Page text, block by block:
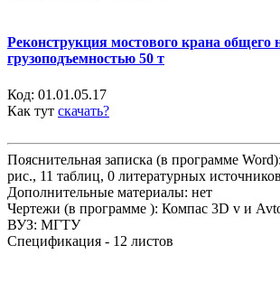
Реконструкция мостового крана общего
грузоподъемностью 50 т
Код: 01.01.05.17
Как тут скачать?
Пояснительная записка (в программе
рис., 11 таблиц, 0 литературных источников
Дополнительные материалы: нет
Чертежи (в программе ): Компас 3D v и
ВУЗ: МГТУ
Спецификация - 12 листов